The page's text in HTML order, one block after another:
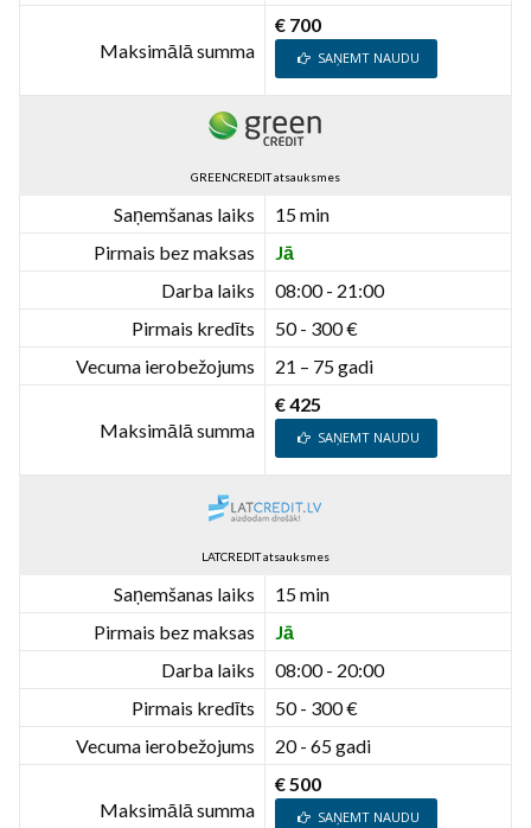
Maksimālā summa
€ 700
SAŅEMT NAUDU
GREENCREDIT atsauksmes
Saņemšanas laiks
15 min
Pirmais bez maksas
Jā
Darba laiks
08:00 - 21:00
Pirmais kredīts
50 - 300 €
Vecuma ierobežojums
21 – 75 gadi
Maksimālā summa
€ 425
SAŅEMT NAUDU
LATCREDIT atsauksmes
Saņemšanas laiks
15 min
Pirmais bez maksas
Jā
Darba laiks
08:00 - 20:00
Pirmais kredīts
50 - 300 €
Vecuma ierobežojums
20 - 65 gadi
Maksimālā summa
€ 500
SAŅEMT NAUDU